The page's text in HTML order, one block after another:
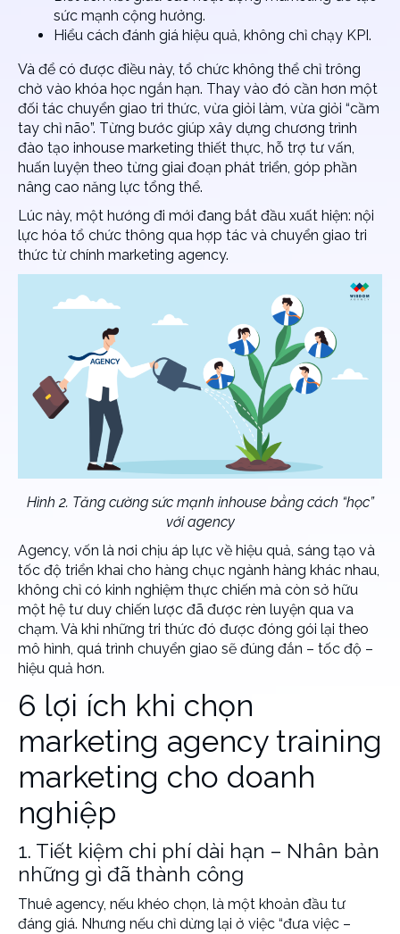
sức mạnh cộng hưởng.
Hiểu cách đánh giá hiệu quả, không chỉ chạy KPI.
Và để có được điều này, tổ chức không thể chỉ trông
chờ vào khóa học ngắn hạn. Thay vào đó cần hơn một
đối tác chuyển giao tri thức, vừa giỏi làm, vừa giỏi “cầm
tay chỉ não”. Từng bước giúp xây dựng chương trình
đào tạo inhouse marketing thiết thực, hỗ trợ tư vấn,
huấn luyện theo từng giai đoạn phát triển, góp phần
nâng cao năng lực tổng thể.
Lúc này, một hướng đi mới đang bắt đầu xuất hiện: nội
lực hóa tổ chức thông qua hợp tác và chuyển giao tri
thức từ chính marketing agency.
Hình 2. Tăng cường sức mạnh inhouse bằng cách “học”
với agency
Agency, vốn là nơi chịu áp lực về hiệu quả, sáng tạo và
tốc độ triển khai cho hàng chục ngành hàng khác nhau,
không chỉ có kinh nghiệm thực chiến mà còn sở hữu
một hệ tư duy chiến lược đã được rèn luyện qua va
chạm. Và khi những tri thức đó được đóng gói lại theo
mô hình, quá trình chuyển giao sẽ đúng đắn – tốc độ –
hiệu quả hơn.
6 lợi ích khi chọn
marketing agency training
marketing cho doanh
nghiệp
1. Tiết kiệm chi phí dài hạn – Nhân bản
những gì đã thành công
Thuê agency, nếu khéo chọn, là một khoản đầu tư
đáng giá. Nhưng nếu chỉ dừng lại ở việc “đưa việc –